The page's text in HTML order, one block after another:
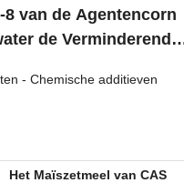
8 van de Agentencorn
de Verminderende
- Chemische additieven
Het Maïszetmeel van CAS